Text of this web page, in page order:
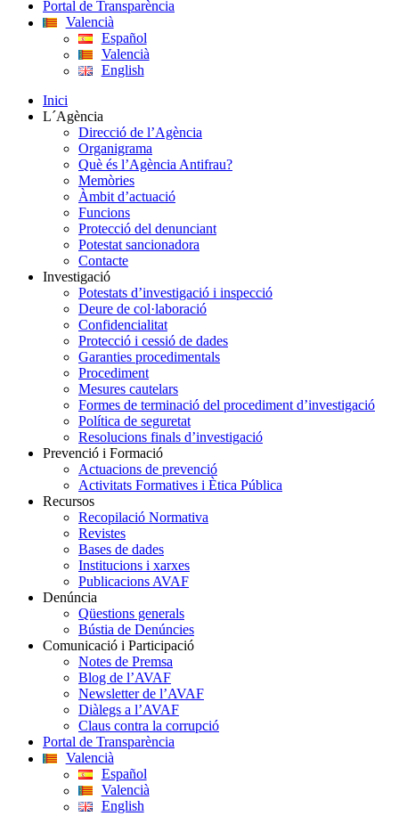
Portal de Transparència
Valencià
Español
Valencià
English
Inici
L´Agència
Direcció de l’Agència
Organigrama
Què és l’Agència Antifrau?
Memòries
Àmbit d’actuació
Funcions
Protecció del denunciant
Potestat sancionadora
Contacte
Investigació
Potestats d’investigació i inspecció
Deure de col·laboració
Confidencialitat
Protecció i cessió de dades
Garanties procedimentals
Procediment
Mesures cautelars
Formes de terminació del procediment d’investigació
Política de seguretat
Resolucions finals d’investigació
Prevenció i Formació
Actuacions de prevenció
Activitats Formatives i Ètica Pública
Recursos
Recopilació Normativa
Revistes
Bases de dades
Institucions i xarxes
Publicacions AVAF
Denúncia
Qüestions generals
Bústia de Denúncies
Comunicació i Participació
Notes de Premsa
Blog de l’AVAF
Newsletter de l’AVAF
Diàlegs a l’AVAF
Claus contra la corrupció
Portal de Transparència
Valencià
Español
Valencià
English